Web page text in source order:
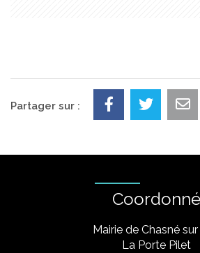
Partager sur :
Mairie de Chasné
La Porte Pilet